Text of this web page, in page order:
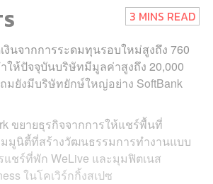
3 MINS READ
งินจากการระดมทุนรอบใหม่สูงถึง 760
ให้ปัจจุบันบริษัทมีมูลค่าสูงถึง 20,000
มยังมีบริษัทยักษ์ใหญ่อย่าง SoftBank
ขยายธุรกิจจากการให้แชร์พื้นที่
มูนิตี้ที่สร้างวัฒนธรรมการทำงานแบบ
แชร์ที่พัก WeLive และมุมฟิตเนส
ในโคเวิร์กกิ้งสเปซ